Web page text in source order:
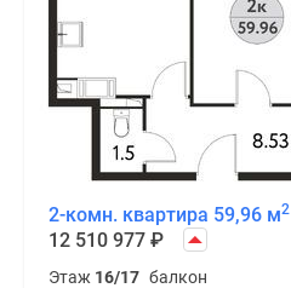
2-комн. квартира 59,96 м2
12 510 977 ₽
Этаж 16/17 балкон